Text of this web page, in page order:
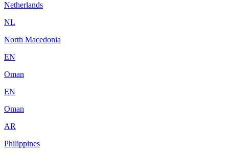
Netherlands
NL
North Macedonia
EN
Oman
EN
Oman
AR
Philippines